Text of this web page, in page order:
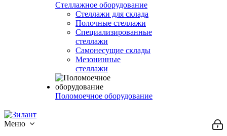
Стеллажное оборудование
Стеллажи для склада
Полочные стеллажи
Специализированные
стеллажи
Самонесущие склады
Мезонинные
стеллажи
Поломоечное оборудование
Меню